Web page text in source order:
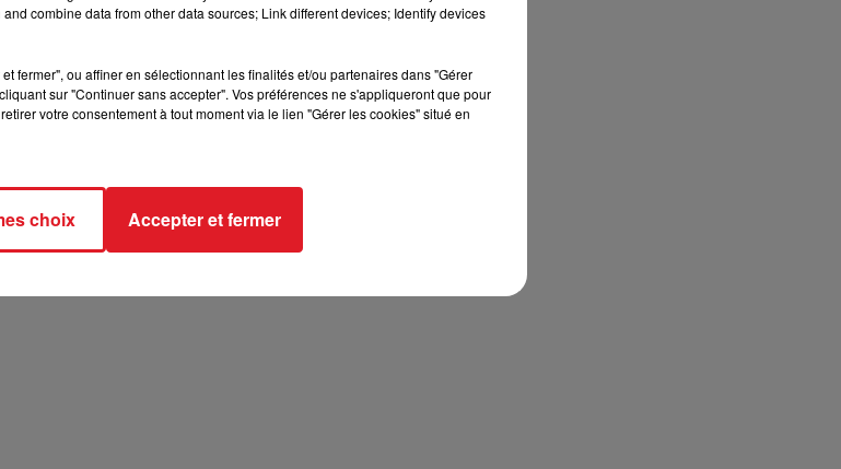
14h :
combine data from other data sources; Link different devices; Identify devices
fermer", ou affiner en sélectionnant les finalités et/ou partenaires dans "Gérer
sur "Continuer sans accepter". Vos préférences ne s'appliqueront que pour
votre consentement à tout moment via le lien "Gérer les cookies" situé en
choix Accepter et fermer